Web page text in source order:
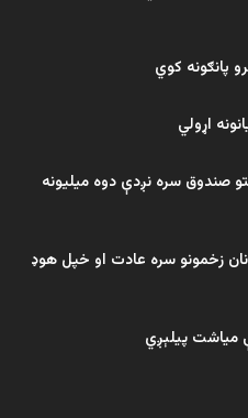
اړولي
صندوق سره نږدې دوه میلیونه
زخمونو سره عادت او خپل هوډ
میاشت پیلېږي